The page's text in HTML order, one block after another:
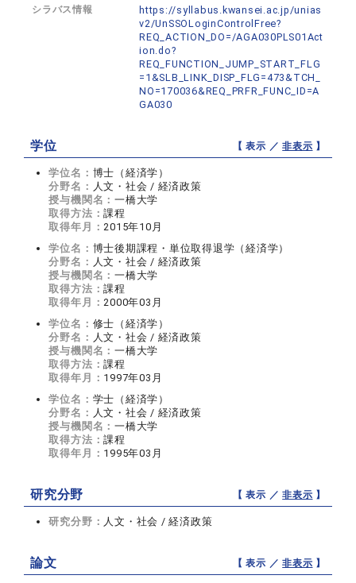
シラバス情報
https://syllabus.kwansei.ac.jp/unias
v2/UnSSOLoginControlFree?
REQ_ACTION_DO=/AGA030PLS01Act
ion.do?
REQ_FUNCTION_JUMP_START_FLG
=1&SLB_LINK_DISP_FLG=473&TCH_
NO=170036&REQ_PRFR_FUNC_ID=A
GA030
学位 【 表示 ／非表示 】
学位名： 博士（経済学）
分野名： 人文・社会 / 経済政策
授与機関名：一橋大学
取得方法：課程
取得年月：2015年10月
学位名： 博士後期課程・単位取得退学（経済学）
分野名： 人文・社会 / 経済政策
授与機関名：一橋大学
取得方法：課程
取得年月：2000年03月
学位名： 修士（経済学）
分野名： 人文・社会 / 経済政策
授与機関名：一橋大学
取得方法：課程
取得年月： 1997年03月
学位名： 学士（経済学）
分野名： 人文・社会 / 経済政策
授与機関名：一橋大学
取得方法：課程
取得年月： 1995年03月
研究分野 【 表示 ／非表示 】
研究分野： 人文・社会 / 経済政策
論文 【 表示 ／非表示 】